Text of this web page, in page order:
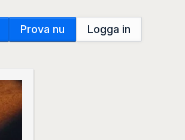
Prova nu Logga in